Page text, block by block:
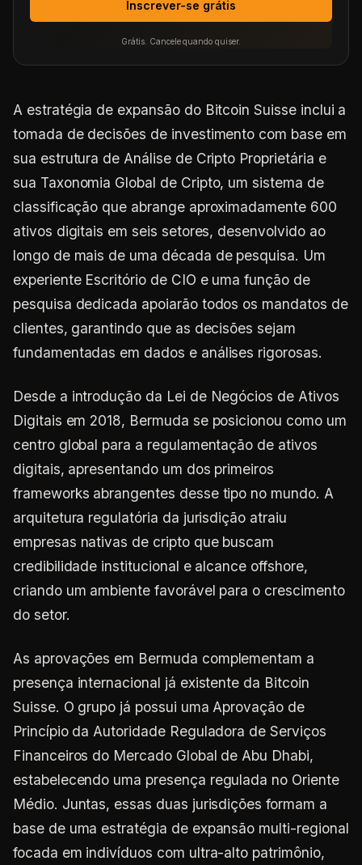
Inscrever-se grátis
Grátis. Cancele quando quiser.
A estratégia de expansão do Bitcoin Suisse inclui a
tomada de decisões de investimento com base em
sua estrutura de Análise de Cripto Proprietária e
sua Taxonomia Global de Cripto, um sistema de
classificação que abrange aproximadamente 600
ativos digitais em seis setores, desenvolvido ao
longo de mais de uma década de pesquisa. Um
experiente Escritório de CIO e uma função de
pesquisa dedicada apoiarão todos os mandatos de
clientes, garantindo que as decisões sejam
fundamentadas em dados e análises rigorosas.
Desde a introdução da Lei de Negócios de Ativos
Digitais em 2018, Bermuda se posicionou como um
centro global para a regulamentação de ativos
digitais, apresentando um dos primeiros
frameworks abrangentes desse tipo no mundo. A
arquitetura regulatória da jurisdição atraiu
empresas nativas de cripto que buscam
credibilidade institucional e alcance offshore,
criando um ambiente favorável para o crescimento
do setor.
As aprovações em Bermuda complementam a
presença internacional já existente da Bitcoin
Suisse. O grupo já possui uma Aprovação de
Princípio da Autoridade Reguladora de Serviços
Financeiros do Mercado Global de Abu Dhabi,
estabelecendo uma presença regulada no Oriente
Médio. Juntas, essas duas jurisdições formam a
base de uma estratégia de expansão multi-regional
focada em indivíduos com ultra-alto patrimônio,